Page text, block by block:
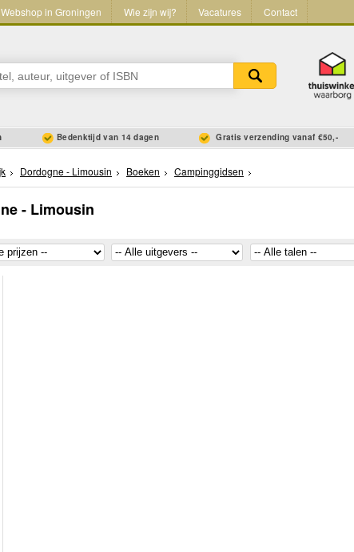
Webshop in Groningen Wie zijn wij? Vacatures Contact
Bedenktijd van 14 dagen Gratis verzending vanaf €50,-
Dordogne - Limousin Boeken Campinggidsen
- Limousin